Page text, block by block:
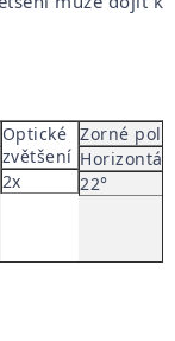
Optické
zvětšení
2x
Zorné pole
22°